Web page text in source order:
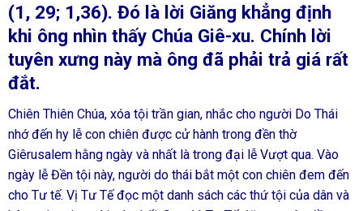
(1, 29; 1,36). Đó là lời Giăng khẳng định
khi ông nhìn thấy Chúa Giê-xu. Chính lời
tuyên xưng này mà ông đã phải trả giá rất
đắt.
Chiên Thiên Chúa, xóa tội trần gian, nhắc cho người Do Thái
nhớ đến hy lễ con chiên được cử hành trong đền thờ
Giêrusalem hằng ngày và nhất là trong đại lễ Vượt qua. Vào
ngày lễ Đền tội này, người do thái bắt một con chiên đem đến
cho Tư tế. Vị Tư Tế đọc một danh sách các thứ tội của dân và